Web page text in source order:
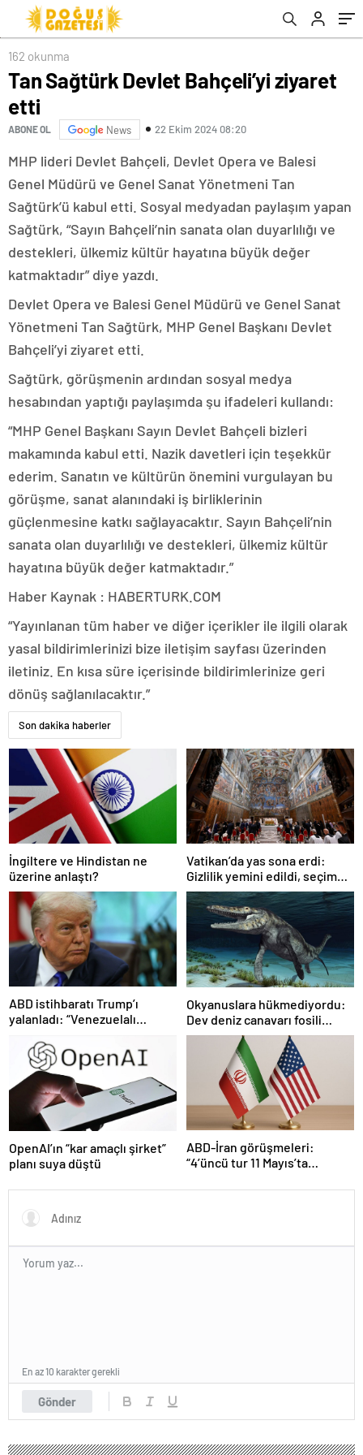
162 okunma
Tan Sağtürk Devlet Bahçeli’yi ziyaret
etti
ABONE OL News 22 Ekim 2024 08:20
MHP lideri Devlet Bahçeli, Devlet Opera ve Balesi
Genel Müdürü ve Genel Sanat Yönetmeni Tan
Sağtürk’ü kabul etti. Sosyal medyadan paylaşım yapan
Sağtürk, “Sayın Bahçeli’nin sanata olan duyarlılığı ve
destekleri, ülkemiz kültür hayatına büyük değer
katmaktadır” diye yazdı.
Devlet Opera ve Balesi Genel Müdürü ve Genel Sanat
Yönetmeni Tan Sağtürk, MHP Genel Başkanı Devlet
Bahçeli’yi ziyaret etti.
Sağtürk, görüşmenin ardından sosyal medya
hesabından yaptığı paylaşımda şu ifadeleri kullandı:
“MHP Genel Başkanı Sayın Devlet Bahçeli bizleri
makamında kabul etti. Nazik davetleri için teşekkür
ederim. Sanatın ve kültürün önemini vurgulayan bu
görüşme, sanat alanındaki iş birliklerinin
güçlenmesine katkı sağlayacaktır. Sayın Bahçeli’nin
sanata olan duyarlılığı ve destekleri, ülkemiz kültür
hayatına büyük değer katmaktadır.”
Haber Kaynak : HABERTURK.COM
“Yayınlanan tüm haber ve diğer içerikler ile ilgili olarak
yasal bildirimlerinizi bize iletişim sayfası üzerinden
iletiniz. En kısa süre içerisinde bildirimlerinize geri
dönüş sağlanılacaktır.”
Son dakika haberler
İngiltere ve Hindistan ne
üzerine anlaştı?
Vatikan’da yas sona erdi:
Gizlilik yemini edildi, seçim
başlıyor
ABD istihbaratı Trump’ı
yalanladı: “Venezuelalı
Okyanuslara hükmediyordu:
Dev deniz canavarı fosili
bulundu
OpenAI’ın “kar amaçlı şirket”
planı suya düştü
ABD-İran görüşmeleri:
“4’üncü tur 11 Mayıs’ta
Gönder
En az 10 karakter gerekli